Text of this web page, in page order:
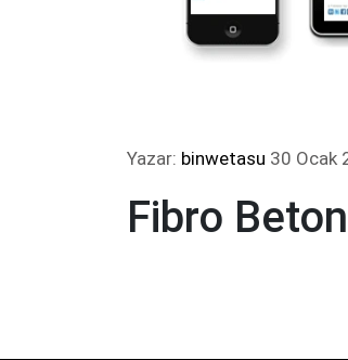
Yazar: binwetasu 30 Ocak
Fibro Beton